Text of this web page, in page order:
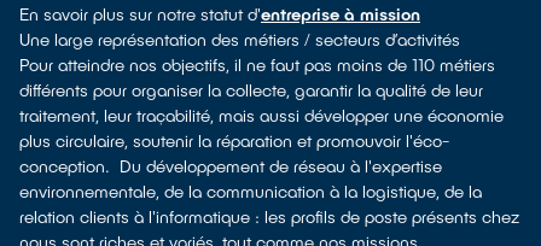
En savoir plus sur notre statut d'entreprise à mission
Une large représentation des métiers / secteurs d’activités
Pour atteindre nos objectifs, il ne faut pas moins de 110 métiers
différents pour organiser la collecte, garantir la qualité de leur
traitement, leur traçabilité, mais aussi développer une économie
plus circulaire, soutenir la réparation et promouvoir l'éco-
conception. Du développement de réseau à l'expertise
environnementale, de la communication à la logistique, de la
relation clients à l'informatique : les profils de poste présents chez
nous sont riches et variés, tout comme nos missions.